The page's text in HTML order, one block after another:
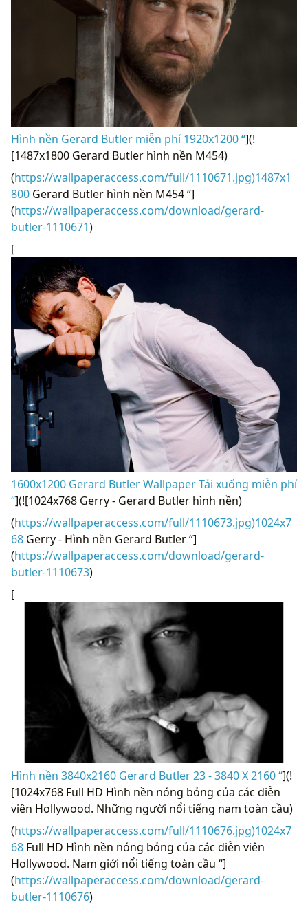
Hình nền Gerard Butler miễn phí 1920x1200 “](!
[1487x1800 Gerard Butler hình nền M454)
(https://wallpaperaccess.com/full/1110671.jpg)1487x1
800 Gerard Butler hình nền M454 “]
(https://wallpaperaccess.com/download/gerard-
butler-1110671)
[
1600x1200 Gerard Butler Wallpaper Tải xuống miễn phí
“](![1024x768 Gerry - Gerard Butler hình nền)
(https://wallpaperaccess.com/full/1110673.jpg)1024x7
68 Gerry - Hình nền Gerard Butler “]
(https://wallpaperaccess.com/download/gerard-
butler-1110673)
[
Hình nền 3840x2160 Gerard Butler 23 - 3840 X 2160 “](!
[1024x768 Full HD Hình nền nóng bỏng của các diễn
viên Hollywood. Những người nổi tiếng nam toàn cầu)
(https://wallpaperaccess.com/full/1110676.jpg)1024x7
68 Full HD Hình nền nóng bỏng của các diễn viên
Hollywood. Nam giới nổi tiếng toàn cầu “]
(https://wallpaperaccess.com/download/gerard-
butler-1110676)